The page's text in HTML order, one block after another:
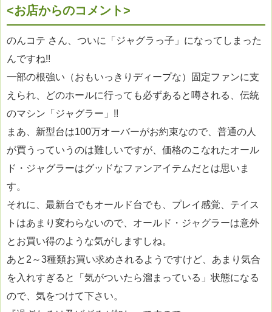
<お店からのコメント>
のんコテ さん、ついに「ジャグラっ子」になってしまった
んですね!!
一部の根強い（おもいっきりディープな）固定ファンに支
えられ、どのホールに行っても必ずあると噂される、伝統
のマシン「ジャグラー」!!
まあ、新型台は100万オーバーがお約束なので、普通の人
が買うっていうのは難しいですが、価格のこなれたオール
ド・ジャグラーはグッドなファンアイテムだとは思いま
す。
それに、最新台でもオールド台でも、プレイ感覚、テイス
トはあまり変わらないので、オールド・ジャグラーは意外
とお買い得のような気がしますしね。
あと2～3種類お買い求めされるようですけど、あまり気合
を入れすぎると「気がついたら溜まっている」状態になる
ので、気をつけて下さい。